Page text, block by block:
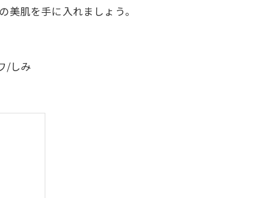
肌を手に入れましょう。
/しみ